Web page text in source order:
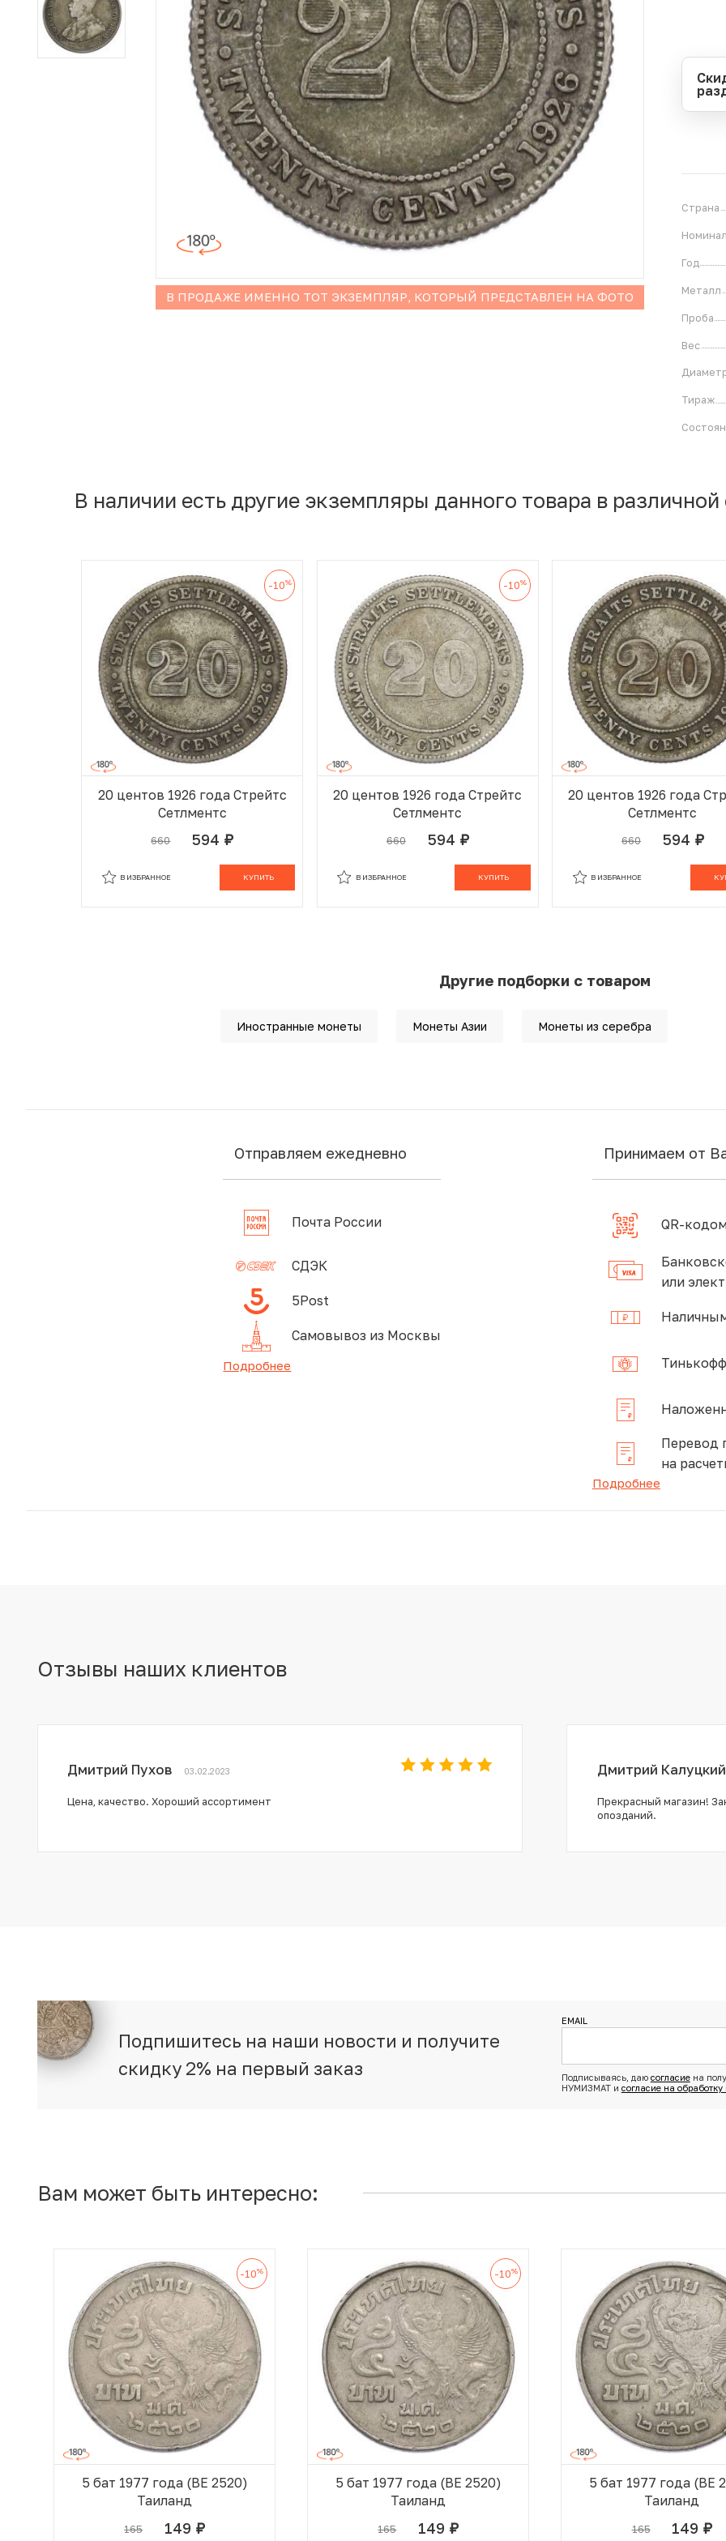
Иностранные монеты
Неофициальные выпуски монет (Unusual)
Античные и средневековые монеты
В ПРОДАЖЕ ИМЕННО ТОТ ЭКЗЕМПЛЯР, КОТОРЫЙ ПРЕДСТАВЛЕН НА ФОТО
Страна
Номинал
Год
Металл
Проба
Вес
Тираж
В наличии есть другие экземпляры данного товара в различной
-10%
20 центов 1926 года Стрейтс
Сетлментс
660 594 руб.
КУПИТЬ
В ИЗБРАННОЕ
-10%
20 центов 1926 года Стрейтс
Сетлментс
660 594 руб.
КУПИТЬ
В ИЗБРАННОЕ
20 центов 1926 года
Сетлментс
660 594 руб.
В ИЗБРАННОЕ
Другие подборки с товаром
Иностранные монеты Монеты Азии Монеты из серебра
Отправляем ежедневно
Почта России
СДЭК
5Post
Самовывоз из Москвы
Подробнее
Принимаем от
QR-
или
Перевод
на
Подробнее
Отзывы наших клиентов
Дмитрий Пухов 03.02.2023
Цена, качество. Хороший ассортимент
Дмитрий Калуцкий
Прекрасный магазин!
опозданий.
Подпишитесь на наши новости и получите
скидку 2% на первый заказ
EMAIL
Подписываясь, даю согласиена
НУМИЗМАТ и согласие на
Вам может быть интересно:
-10%
5 бат 1977 года (BE 2520)
Таиланд
165 149 руб.
-10%
5 бат 1977 года (BE 2520)
Таиланд
165 149 руб.
5 бат 1977 года (BE
Таиланд
165 149 руб.